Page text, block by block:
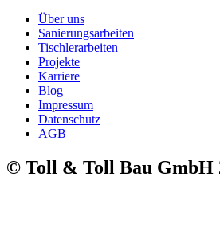
Über uns
Sanierungsarbeiten
Tischlerarbeiten
Projekte
Karriere
Blog
Impressum
Datenschutz
AGB
© Toll & Toll Bau GmbH